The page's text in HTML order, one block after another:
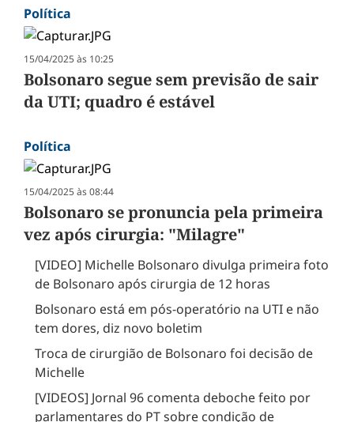
Política
15/04/2025 às 10:25
Bolsonaro segue sem previsão de sair
da UTI; quadro é estável
Política
15/04/2025 às 08:44
Bolsonaro se pronuncia pela primeira
vez após cirurgia: "Milagre"
[VIDEO] Michelle Bolsonaro divulga primeira foto
de Bolsonaro após cirurgia de 12 horas
Bolsonaro está em pós-operatório na UTI e não
tem dores, diz novo boletim
Troca de cirurgião de Bolsonaro foi decisão de
Michelle
[VIDEOS] Jornal 96 comenta deboche feito por
parlamentares do PT sobre condição de